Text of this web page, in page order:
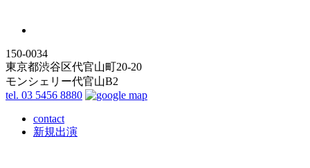
150-0034
東京都渋谷区代官山町20-20
モンシェリー代官山B2
tel. 03 5456 8880
contact
新規出演